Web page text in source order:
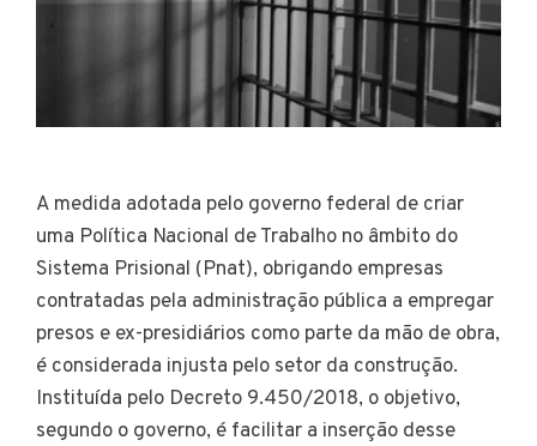
A medida adotada pelo governo federal de criar
uma Política Nacional de Trabalho no âmbito do
Sistema Prisional (Pnat), obrigando empresas
contratadas pela administração pública a empregar
presos e ex-presidiários como parte da mão de obra,
é considerada injusta pelo setor da construção.
Instituída pelo Decreto 9.450/2018, o objetivo,
segundo o governo, é facilitar a inserção desse